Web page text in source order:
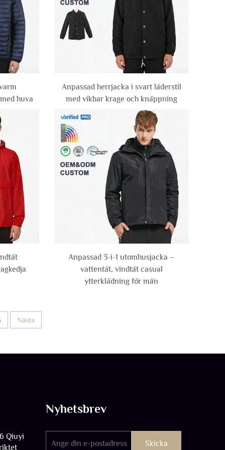
huva
Anpassad herrjacka i svart läderstil
med vikbar krage och knäppning
Anpassad 3-i-1 utomhusjacka –
vattentät, vindtät casual
ytterklädning för män
Nästa
Qiuyi
Nyhetsbrev
Skicka